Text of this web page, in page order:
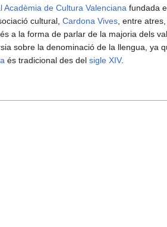
Acadèmia de Cultura Valenciana fundada
cultural, Cardona Vives , entre
a la forma de parlar de la majoria dels
sobre la denominació de la llengua, ya
és tradicional des del sigle XIV.